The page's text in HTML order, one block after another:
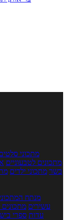
מתכוני
מתכונים לטבעוניים
בשר מתכוני ילדים
מנתח
עשירים
עדות ספרי